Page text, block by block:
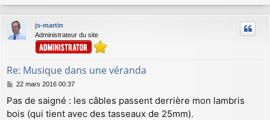
a
u
js-martin
Administrateur du site
Re: Musique dans une véranda
M
s
s
22 mars 2016 00:37
Pas de saigné : les câbles passent derrière mon lambris
bois (qui tient avec des tasseaux de 25mm).